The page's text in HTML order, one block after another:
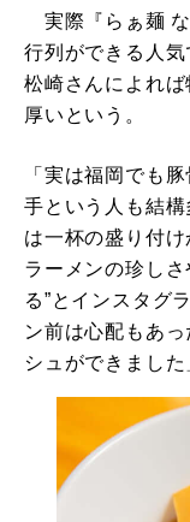
実際『らぁ麺 な
行列ができる人気
松崎さんによれ
厚いという。
「実は福岡でも
手という人も結
は一杯の盛り付
ラーメンの珍しさ
る”とインスタグ
ン前は心配もあ
シュができました